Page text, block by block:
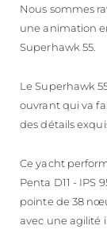
Nous sommes
une animation
Superhawk 55.
Le Superhawk
ouvrant qui va
des détails
Ce yacht
Penta D11 - IPS
pointe de 38
avec une agilité